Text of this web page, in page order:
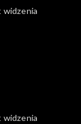
widzenia
widzenia